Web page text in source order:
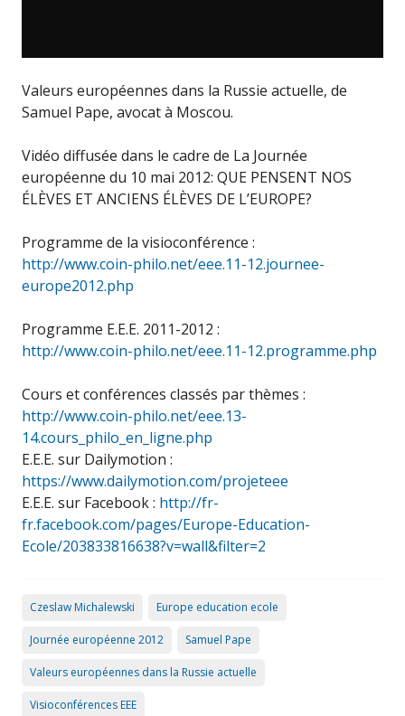
Valeurs européennes dans la Russie actuelle, de
Samuel Pape, avocat à Moscou.
Vidéo diffusée dans le cadre de La Journée
européenne du 10 mai 2012: QUE PENSENT NOS
ÉLÈVES ET ANCIENS ÉLÈVES DE L’EUROPE?
Programme de la visioconférence :
http://www.coin-philo.net/eee.11-12.journee-
europe2012.php
Programme E.E.E. 2011-2012 :
http://www.coin-philo.net/eee.11-12.programme.php
Cours et conférences classés par thèmes :
http://www.coin-philo.net/eee.13-
14.cours_philo_en_ligne.php
E.E.E. sur Dailymotion :
https://www.dailymotion.com/projeteee
E.E.E. sur Facebook : http://fr-
fr.facebook.com/pages/Europe-Education-
Ecole/203833816638?v=wall&filter=2
Czeslaw Michalewski Europe education ecole
Journée européenne 2012 Samuel Pape
Valeurs européennes dans la Russie actuelle
Visioconférences EEE